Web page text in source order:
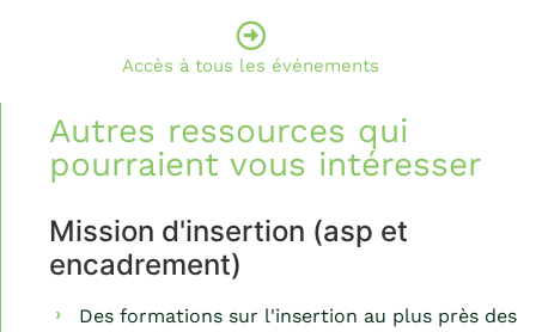
Accès à tous les événements
Autres ressources qui
pourraient vous intéresser
Mission d'insertion (asp et
encadrement)
Des formations sur l'insertion au plus près des